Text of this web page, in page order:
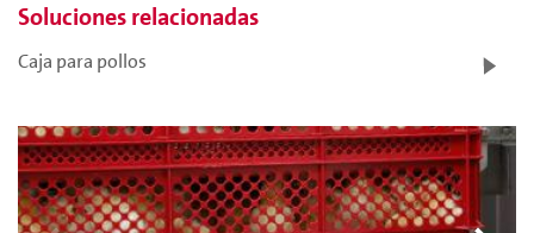
Soluciones relacionadas
Caja para pollos